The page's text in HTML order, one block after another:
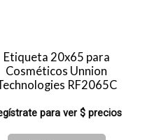
Etiqueta 20x65 para
Cosméticos Unnion
RF2065C
para ver $ precios